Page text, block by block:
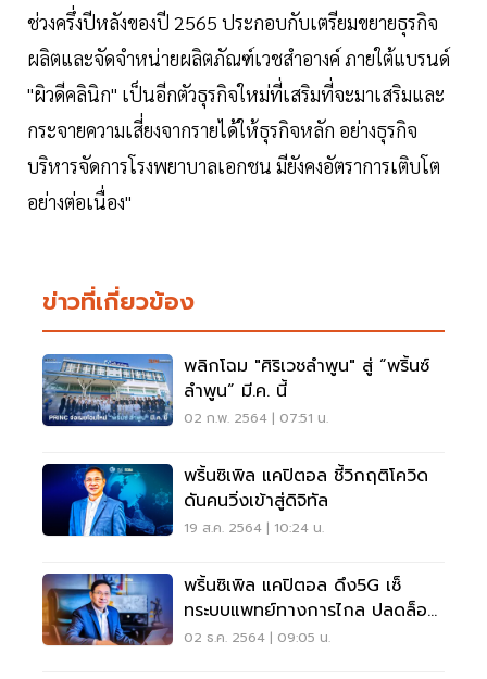
ช่วงครึ่งปีหลังของปี 2565 ประกอบกับเตรียมขยายธุรกิจ
ผลิตและจัดจำหน่ายผลิตภัณฑ์เวชสำอางค์ ภายใต้แบรนด์
"ผิวดีคลินิก" เป็นอีกตัวธุรกิจใหม่ที่เสริมที่จะมาเสริมและ
กระจายความเสี่ยงจากรายได้ให้ธุรกิจหลัก อย่างธุรกิจ
บริหารจัดการโรงพยาบาลเอกชน มียังคงอัตราการเติบโต
อย่างต่อเนื่อง"
ข่าวที่เกี่ยวข้อง
พลิกโฉม "ศิริเวชลำพูน" สู่ “พริ้นซ์
ลำพูน” มี.ค. นี้
02 ก.พ. 2564 | 07:51 น.
พริ้นซิเพิล แคปิตอล ชี้วิกฤติโควิด
ดันคนวิ่งเข้าสู่ดิจิทัล
19 ส.ค. 2564 | 10:24 น.
พริ้นซิเพิล แคปิตอล ดึง5G เซ็
ทระบบแพทย์ทางการไกล ปลดล็อค
บริการHealth Care
02 ธ.ค. 2564 | 09:05 น.